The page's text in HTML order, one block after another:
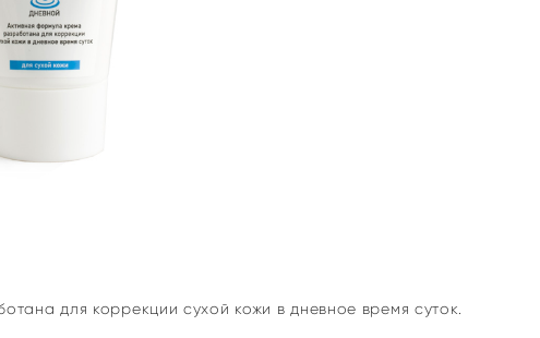
для коррекции сухой кожи в дневное время суток.